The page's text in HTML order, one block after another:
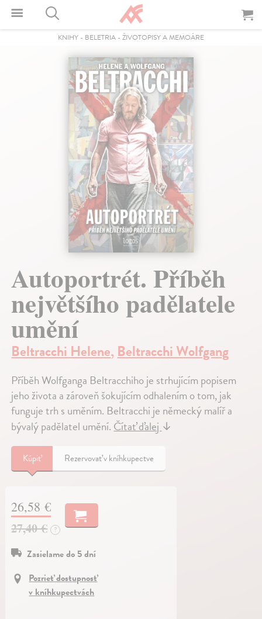
KNIHY - BELETRIA - ŽIVOTOPISY A MEMOÁRE
Autoportrét. Příběh
největšího padělatele
umění
Beltracchi Helene,Beltracchi Wolfgang
Příběh Wolfganga Beltracchiho je strhujícím popisem
jeho života a zároveň šokujícím odhalením o tom, jak
funguje trh s uměním. Beltracchi je německý malíř a
bývalý padělatel umění.Čítať ďalej↓
Kúpiť Rezervovať v kníhkupectve
26,58 €
27,40 € ?
Zasielame do 5 dní
Pozrieť dostupnosť
v kníhkupectvách